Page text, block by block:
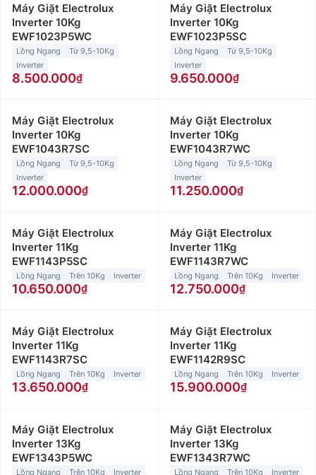
Máy Giặt Electrolux
Inverter 10Kg
EWF1023P5WC
Lồng Ngang
Từ 9,5-10Kg
Inverter
8.500.000
Máy Giặt Electrolux
Inverter 10Kg
EWF1023P5SC
Lồng Ngang
Từ 9,5-10Kg
Inverter
9.650.000
Máy Giặt Electrolux
Inverter 10Kg
EWF1043R7SC
Lồng Ngang
Từ 9,5-10Kg
Inverter
12.000.000
Máy Giặt Electrolux
Inverter 10Kg
EWF1043R7WC
Lồng Ngang
Từ 9,5-10Kg
Inverter
11.250.000
Máy Giặt Electrolux
Inverter 11Kg
EWF1143P5SC
Lồng Ngang Trên 10Kg Inverter
10.650.000
Máy Giặt Electrolux
Inverter 11Kg
EWF1143R7WC
Lồng Ngang Trên 10Kg Inverter
12.750.000
Máy Giặt Electrolux
Inverter 11Kg
EWF1143R7SC
Lồng Ngang Trên 10Kg Inverter
13.650.000
Máy Giặt Electrolux
Inverter 11Kg
EWF1142R9SC
Lồng Ngang Trên 10Kg Inverter
15.900.000
Máy Giặt Electrolux
Inverter 13Kg
EWF1343P5WC
Lồng Ngang Trên 10Kg Inverter
Máy Giặt Electrolux
Inverter 13Kg
EWF1343R7WC
Lồng Ngang Trên 10Kg Inverter